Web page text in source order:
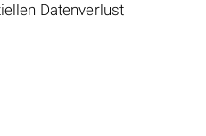
Datenverlust